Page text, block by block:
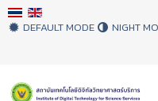
DEFAULT MODE NIGHT